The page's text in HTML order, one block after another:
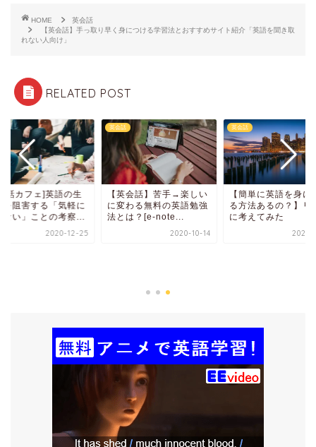
HOME
英会話
【英会話】手っ取り早く身につける学習法とおすすめサイト紹介「英語を聞き取
れない人向け」
RELATED POST
話カフェ]英語の生
を阻害する「気軽に
ない」ことの考察...
2020-12-25
英会話
【英会話】苦手→楽しい
に変わる無料の英語勉強
法とは？[e-note...
2020-10-14
英会話
【簡単に英語を身に
る方法あるの？】リ
に考えてみた
2021-